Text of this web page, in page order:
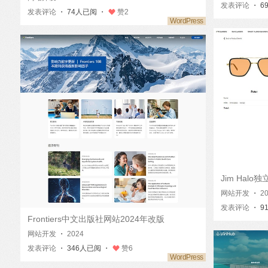
发表评论 ・ 74人已阅 ・ 赞2
发表评论 ・
Jim Halo独
网站开发 ・
发表评论 ・
Frontiers中文出版社网站2024年改版
网站开发 ・ 2024
发表评论 ・ 346人已阅 ・ 赞6